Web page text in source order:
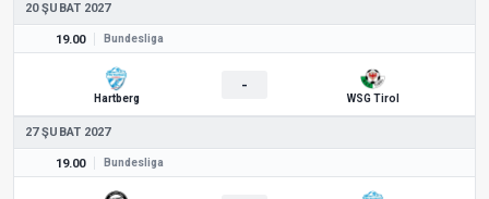
20 ŞUBAT 2027
19.00 Bundesliga
Hartberg
-
WSG Tirol
27 ŞUBAT 2027
19.00 Bundesliga